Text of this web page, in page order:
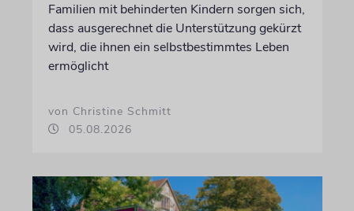
Familien mit behinderten Kindern sorgen sich,
dass ausgerechnet die Unterstützung gekürzt
wird, die ihnen ein selbstbestimmtes Leben
ermöglicht
von Christine Schmitt
05.08.2026